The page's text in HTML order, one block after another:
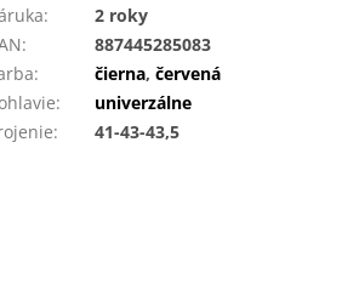
:
2 roky
:
887445285083
: čierna,červená
:
univerzálne
: 41-43-43,5